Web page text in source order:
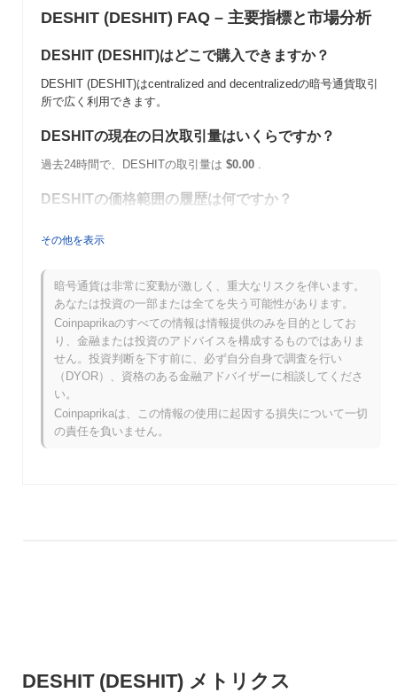
DESHIT (DESHIT) メトリクス
DESHIT (DESHIT) FAQ – 主要指標と市場分析
DESHIT (DESHIT)はどこで購入できますか？
DESHIT (DESHIT)はcentralized and decentralizedの暗号通貨取引
所で広く利用できます。
DESHITの現在の日次取引量はいくらですか？
過去24時間で、DESHITの取引量は $0.00 .
DESHITの価格範囲の履歴は何ですか？
史上最安値（ATL）：
DESHITは現在、ATHより ~29.39% 低く取引されています .
DESHITは、より広範な暗号市場と比較してどのよう
なパフォーマンスですか？
過去7日間で、DESHITは0.00% 上昇し、 0.12%の下落を記録した
全体の暗号市場を上回っています。これは、より広範な市場のモ
メンタムと比較して、DESHITの価格アクションにおける強いパ
フォーマンスを示しています。
その他を表示
暗号通貨は非常に変動が激しく、重大なリスクを伴います。
あなたは投資の一部または全てを失う可能性があります。
Coinpaprikaのすべての情報は情報提供のみを目的としてお
り、金融または投資のアドバイスを構成するものではありま
せん。投資判断を下す前に、必ず自分自身で調査を行い
（DYOR）、資格のある金融アドバイザーに相談してくださ
い。
Coinpaprikaは、この情報の使用に起因する損失について一切
の責任を負いません。